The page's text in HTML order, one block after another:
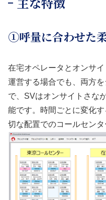
①呼量に合わせた
在宅オペレータとオンサ
運営する場合でも、両方
で、SVはオンサイトさな
能です。時間ごとに変化
切な配置でのコールセンタ